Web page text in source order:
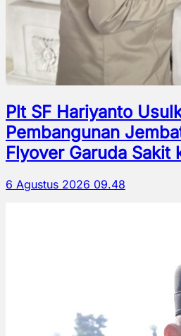
Plt SF Hariyanto
Pembangunan
Flyover Garuda Sakit
6 Agustus 2026 09.48